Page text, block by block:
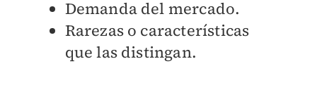
Demanda del mercado.
Rarezas o características
que las distingan.